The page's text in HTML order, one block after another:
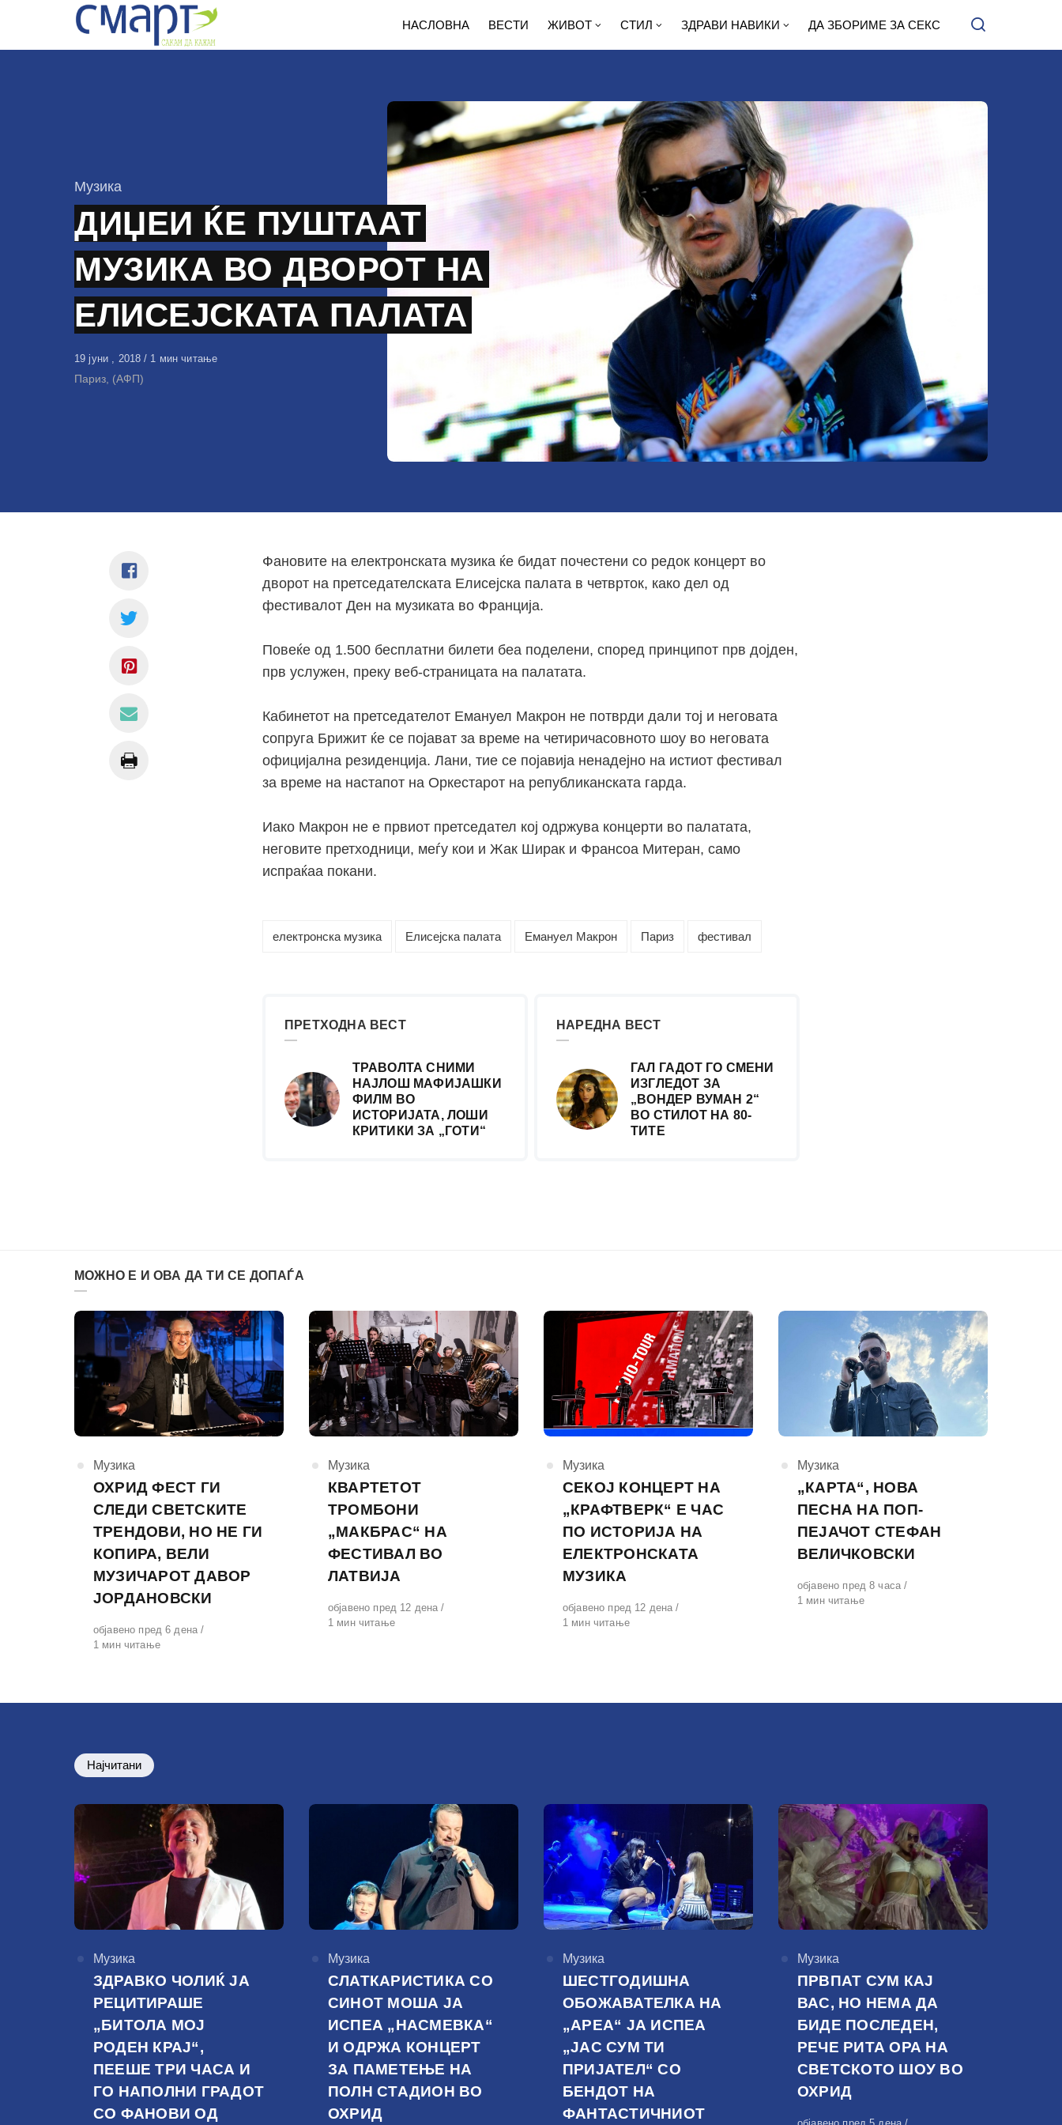
НАСЛОВНА ВЕСТИ ЖИВОТ СТИЛ ЗДРАВИ НАВИКИ ДА ЗБОРИМЕ ЗА СЕКС
КАтегорија
Музика
ДИЏЕИ ЌЕ ПУШТААТ
МУЗИКА ВО ДВОРОТ НА
ЕЛИСЕЈСКАТА ПАЛАТА
Објавено
на
19 јуни , 2018 1 мин читање
Париз, (АФП)
Фановите на електронската музика ќе бидат почестени со редок концерт во
дворот на претседателската Елисејска палата в четврток, како дел од
фестивалот Ден на музиката во Франција.
Повеќе од 1.500 бесплатни билети беа поделени, според принципот прв дојден,
прв услужен, преку веб-страницата на палатата.
Кабинетот на претседателот Емануел Макрон не потврди дали тој и неговата
сопруга Брижит ќе се појават за време на четиричасовното шоу во неговата
официјална резиденција. Лани, тие се појавија ненадејно на истиот фестивал
за време на настапот на Оркестарот на републиканската гарда.
Иако Макрон не е првиот претседател кој одржува концерти во палатата,
неговите претходници, меѓу кои и Жак Ширак и Франсоа Митеран, само
испраќаа покани.
електронска музика Елисејска палата Емануел Макрон Париз фестивал
ПРЕТХОДНА ВЕСТ
ТРАВОЛТА СНИМИ
НАЈЛОШ МАФИЈАШКИ
ФИЛМ ВО
ИСТОРИЈАТА, ЛОШИ
КРИТИКИ ЗА „ГОТИ“
НАРЕДНА ВЕСТ
ГАЛ ГАДОТ ГО СМЕНИ
ИЗГЛЕДОТ ЗА
„ВОНДЕР ВУМАН 2“
ВО СТИЛОТ НА 80-
ТИТЕ
МОЖНО Е И ОВА ДА ТИ СЕ ДОПАЃА
КАтегорија
Музика
ОХРИД ФЕСТ ГИ
СЛЕДИ СВЕТСКИТЕ
ТРЕНДОВИ, НО НЕ ГИ
КОПИРА, ВЕЛИ
МУЗИЧАРОТ ДАВОР
ЈОРДАНОВСКИ
Објавено
на
објавено пред 6 дена
1 мин читање
КАтегорија
Музика
КВАРТЕТОТ
ТРОМБОНИ
„МАКБРАС“ НА
ФЕСТИВАЛ ВО
ЛАТВИЈА
Објавено
на
објавено пред 12 дена
1 мин читање
КАтегорија
Музика
СЕКОЈ КОНЦЕРТ НА
„КРАФТВЕРК“ Е ЧАС
ПО ИСТОРИЈА НА
ЕЛЕКТРОНСКАТА
МУЗИКА
Објавено
на
објавено пред 12 дена
1 мин читање
КАтегорија
Музика
„КАРТА“, НОВА
ПЕСНА НА ПОП-
ПЕЈАЧОТ СТЕФАН
ВЕЛИЧКОВСКИ
Објавено
на
објавено пред 8 часа
1 мин читање
Најчитани
КАтегорија
Музика
ЗДРАВКО ЧОЛИЌ ЈА
РЕЦИТИРАШЕ
„БИТОЛА МОЈ
РОДЕН КРАЈ“,
ПЕЕШЕ ТРИ ЧАСА И
ГО НАПОЛНИ ГРАДОТ
СО ФАНОВИ ОД
КАтегорија
Музика
СЛАТКАРИСТИКА СО
СИНОТ МОША ЈА
ИСПЕА „НАСМЕВКА“
И ОДРЖА КОНЦЕРТ
ЗА ПАМЕТЕЊЕ НА
ПОЛН СТАДИОН ВО
ОХРИД
КАтегорија
Музика
ШЕСТГОДИШНА
ОБОЖАВАТЕЛКА НА
„АРЕА“ ЈА ИСПЕА
„ЈАС СУМ ТИ
ПРИЈАТЕЛ“ СО
БЕНДОТ НА
ФАНТАСТИЧНИОТ
КАтегорија
Музика
ПРВПАТ СУМ КАЈ
ВАС, НО НЕМА ДА
БИДЕ ПОСЛЕДЕН,
РЕЧЕ РИТА ОРА НА
СВЕТСКОТО ШОУ ВО
ОХРИД